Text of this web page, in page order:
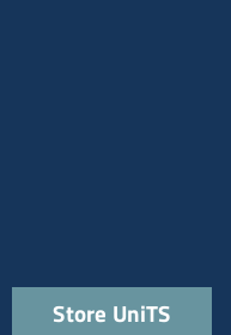
Store UniTS